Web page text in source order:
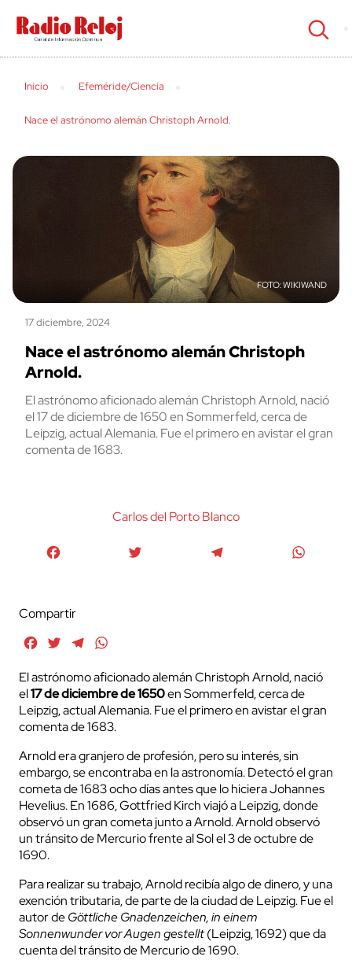
cerrar
Inicio Efeméride/Ciencia
Nace el astrónomo alemán Christoph Arnold.
WIKIWAND
17 diciembre, 2024
Nace el astrónomo alemán Christoph
Arnold.
El astrónomo aficionado alemán Christoph Arnold, nació
el 17 de diciembre de 1650 en Sommerfeld, cerca de
Leipzig, actual Alemania. Fue el primero en avistar el gran
comenta de 1683.
Carlos del Porto Blanco
Compartir
FacebookTwitterTelegram
El astrónomo aficionado alemán Christoph Arnold, nació
el17 de diciembre de 1650en Sommerfeld, cerca de
Leipzig, actual Alemania. Fue el primero en avistar el gran
comenta de 1683.
Arnold era granjero de profesión, pero su interés, sin
embargo, se encontraba en la astronomía. Detectó el gran
cometa de 1683 ocho días antes que lo hiciera Johannes
Hevelius. En 1686, Gottfried Kirch viajó a Leipzig, donde
observó un gran cometa junto a Arnold. Arnold observó
un tránsito de Mercurio frente al Sol el 3 de octubre de
1690.
Para realizar su trabajo, Arnold recibía algo de dinero, y una
exención tributaria, de parte de la ciudad de Leipzig. Fue el
autor deGöttliche Gnadenzeichen, in einem
Sonnenwunder vor Augen gestellt(Leipzig, 1692) que da
cuenta del tránsito de Mercurio de 1690.